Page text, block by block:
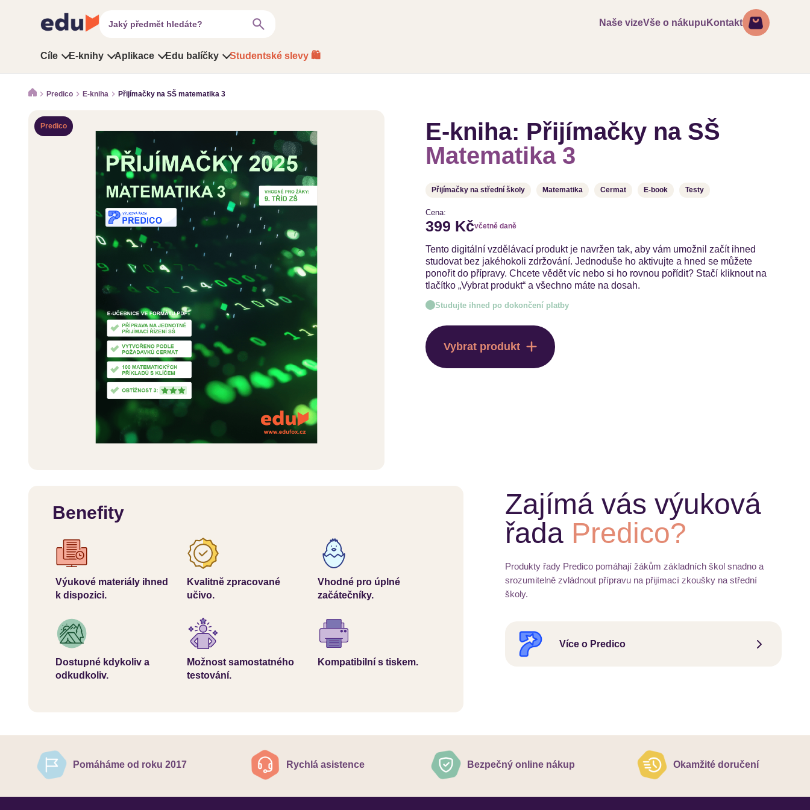
Jaký předmět hledáte? search Naše vizeVše o nákupu Kontakt
Cíle E-knihy Aplikace Edu balíčky Studentské slevy 🛍️
Predico E-kniha Přijímačky na SŠ matematika 3
Predico
E-kniha: Přijímačky na SŠ
Matematika 3
Přijímačky na střední školy Matematika Cermat E-book Testy
Cena:
399 Kčvčetně daně
Tento digitální vzdělávací produkt je navržen tak, aby vám umožnil začít ihned
studovat bez jakéhokoli zdržování. Jednoduše ho aktivujte a hned se můžete
ponořit do přípravy. Chcete vědět víc nebo si ho rovnou pořídit? Stačí kliknout na
tlačítko „Vybrat produkt“ a všechno máte na dosah.
Studujte ihned po dokončení platby
Vybrat produkt
Benefity
Výukové materiály ihned
k dispozici.
Kvalitně zpracované
učivo.
Vhodné pro úplné
začátečníky.
Dostupné kdykoliv a
odkudkoliv.
Možnost samostatného
testování.
Kompatibilní s tiskem.
Zajímá vás výuková
řada Predico?
Produkty řady Predico pomáhají žákům základních škol snadno a
srozumitelně zvládnout přípravu na přijímací zkoušky na střední
školy.
Více o Predico
Pomáháme od roku 2017 Rychlá asistence Bezpečný online nákup Okamžité doručení